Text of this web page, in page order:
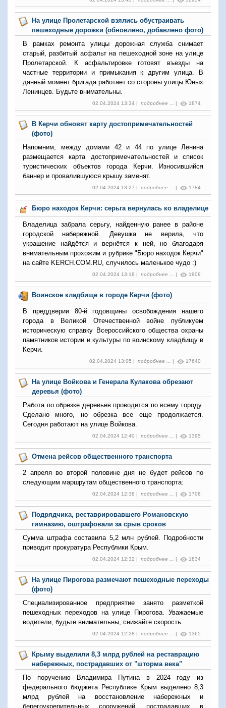
На улице Пролетарской взялись обустраивать
пешеходные дорожки (обновлено, добавлено фото)
В рамках ремонта улицы дорожная служба снимает
старый, разбитый асфальт на пешеходной зоне на улице
Пролетарской. К асфальтировке готовят въезды на
частные территории и примыкания к другим улица. В
данный момент бригада работает со стороны улицы Юных
Ленинцев. Будьте внимательны.
02.04.2024 13:34 | подробнее ... | 1874
В Керчи обновят карту достопримечательностей
(фото)
Напомним, между домами 42 и 44 по улице Ленина
размещается карта достопримечательностей и список
туристических объектов города Керчи. Износившийся
баннер и провалившуюся крышу заменят.
02.04.2024 13:27 | подробнее ... | 1784
Бюро находок Керчи: серьга вернулась ко владелице
Владелица забрала серьгу, найденную ранее в районе
городской набережной. Девушка не верила, что
украшение найдётся и вернётся к ней, но благодаря
внимательным прохожим и рубрике "Бюро находок Керчи"
на сайте KERCH.COM.RU, случилось маленькое чудо :)
02.04.2024 13:18 | подробнее ... | 1909
Воинское кладбище в городе Керчи (фото)
В преддверии 80-й годовщины освобождения нашего
города в Великой Отечественной войне публикуем
историческую справку Всероссийского общества охраны
памятников истории и культуры по воинскому кладбищу в
Керчи.
02.04.2024 13:05 | подробнее ... | 17640
На улице Войкова и Генерала Кулакова обрезают
деревья (фото)
Работа по обрезке деревьев проводится по всему городу.
Сделано много, но обрезка все еще продолжается.
Сегодня работают на улице Войкова.
02.04.2024 12:40 | подробнее ... | 1395
Отмена рейсов общественного транспорта
2 апреля во второй половине дня не будет рейсов по
следующим маршрутам общественного транспорта:
02.04.2024 12:38 | подробнее ... | 1706
Подрядчика, реставрировавшего Романовскую
гимназию, оштрафовали за срыв сроков
Сумма штрафа составила 5,2 млн рублей. Подробности
приводит прокуратура Республики Крым.
02.04.2024 12:32 | подробнее ... | 1834
На улице Пирогова размечают пешеходные переходы
(фото)
Специализированное предприятие занято разметкой
пешеходных переходов на улице Пирогова. Уважаемые
водители, будьте внимательны, снижайте скорость.
02.04.2024 12:28 | подробнее ... | 1365
Крыму выделили 8,3 млрд рублей на реставрацию
набережных, пострадавших от "шторма века"
По поручению Владимира Путина в 2024 году из
федерального бюджета Республике Крым выделено 8,3
млрд рублей на восстановление набережных и
берегоукрепительных сооружений, пострадавших в